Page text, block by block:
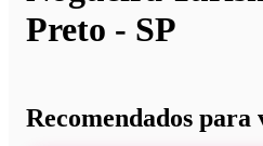
Preto - SP
Recomendados para